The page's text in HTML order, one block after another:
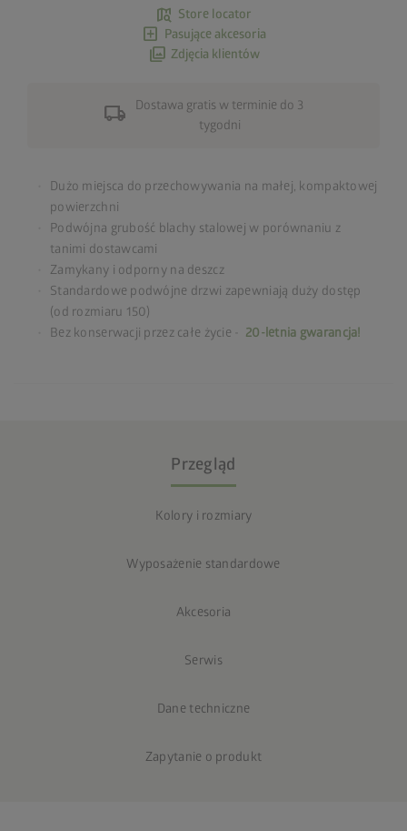
map_search Store locator
add_box Pasujące akcesoria
photo_library Zdjęcia klientów
local_shipping
Dostawa gratis w terminie do 3
tygodni
Dużo miejsca do przechowywania na małej, kompaktowej
powierzchni
Podwójna grubość blachy stalowej w porównaniu z
tanimi dostawcami
Zamykany i odporny na deszcz
Standardowe podwójne drzwi zapewniają duży dostęp
(od rozmiaru 150)
Bez konserwacji przez całe życie -
20-letnia gwarancja!
Przegląd
Kolory i rozmiary
Wyposażenie standardowe
Akcesoria
Serwis
Dane techniczne
Zapytanie o produkt